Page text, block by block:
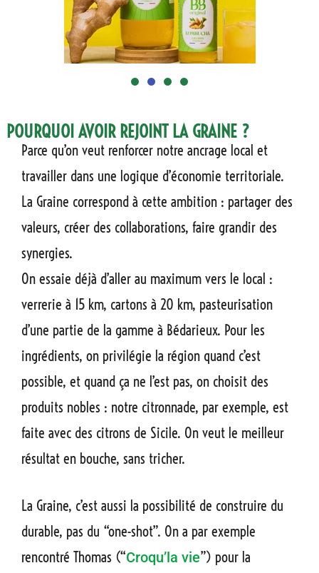
POURQUOI AVOIR REJOINT LA GRAINE ?
Parce qu’on veut renforcer notre ancrage local et
travailler dans une logique d’économie territoriale.
La Graine correspond à cette ambition : partager des
valeurs, créer des collaborations, faire grandir des
synergies.
On essaie déjà d’aller au maximum vers le local :
verrerie à 15 km, cartons à 20 km, pasteurisation
d’une partie de la gamme à Bédarieux. Pour les
ingrédients, on privilégie la région quand c’est
possible, et quand ça ne l’est pas, on choisit des
produits nobles : notre citronnade, par exemple, est
faite avec des citrons de Sicile. On veut le meilleur
résultat en bouche, sans tricher.
La Graine, c’est aussi la possibilité de construire du
durable, pas du “one-shot”. On a par exemple
rencontré Thomas (“Croqu’la vie”) pour la